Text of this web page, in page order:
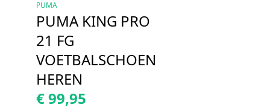
PUMA
PUMA KING PRO
21 FG
VOETBALSCHOEN
HEREN
€ 99,95